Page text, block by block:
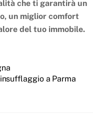
che ti garantirà un
un miglior comfort
del tuo immobile.
a Parma